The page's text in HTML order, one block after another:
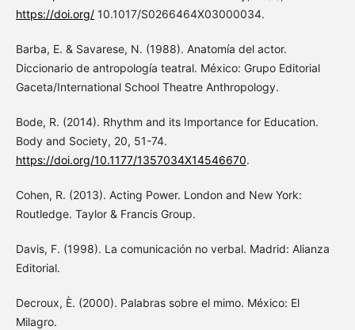
https://doi.org/10.1017/S0266464X03000034.
Barba, E. & Savarese, N. (1988). Anatomía del actor.
Diccionario de antropología teatral. México: Grupo Editorial
Gaceta/International School Theatre Anthropology.
Bode, R. (2014). Rhythm and its Importance for Education.
Body and Society, 20, 51-74.
https://doi.org/10.1177/1357034X14546670.
Cohen, R. (2013). Acting Power. London and New York:
Routledge. Taylor & Francis Group.
Davis, F. (1998). La comunicación no verbal. Madrid: Alianza
Editorial.
Decroux, È. (2000). Palabras sobre el mimo. México: El
Milagro.